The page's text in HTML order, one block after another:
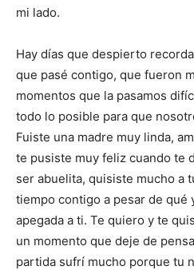
mi lado.
Hay días que despierto
que pasé contigo, que fueron
momentos que la pasamos
todo lo posible para que
Fuiste una madre muy linda,
te pusiste muy feliz cuando te
ser abuelita, quisiste mucho a
tiempo contigo a pesar de qué
apegada a ti. Te quiero y te
un momento que deje de
partida sufrí mucho porque tu